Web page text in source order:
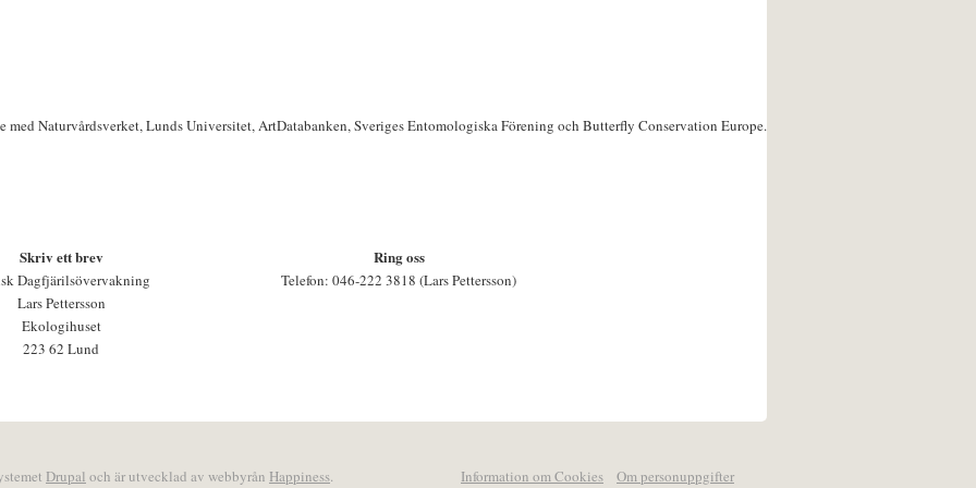
med Naturvårdsverket, Lunds Universitet, ArtDatabanken, Sveriges Entomologiska Förening och Butterfly Conservation Europe.
Skriv ett brev
Dagfjärilsövervakning
Lars Pettersson
Ekologihuset
223 62 Lund
Ring oss
Telefon: 046-222 3818 (Lars Pettersson)
Drupal och är utvecklad av webbyrån Happiness. Information om Cookies Om personuppgifter